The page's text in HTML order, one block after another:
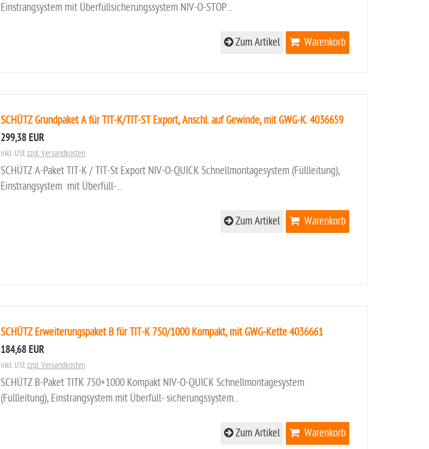
Einstrangsystem mit Überfüllsicherungssystem NIV-O-STOP...
Warenkorb
Zum Artikel
SCHÜTZ Grundpaket A für TIT-K/TIT-ST Export, Anschl. auf Gewinde, mit GWG-K. 4036659
299,38 EUR
inkl. UStzzgl. Versandkosten
SCHÜTZ A-Paket TIT-K / TIT-St Export NIV-O-QUICK Schnellmontagesystem (Füllleitung),
Einstrangsystem mit Überfüll-...
Warenkorb
Zum Artikel
SCHÜTZ Erweiterungspaket B für TIT-K 750/1000 Kompakt, mit GWG-Kette 4036661
184,68 EUR
inkl. UStzzgl. Versandkosten
SCHÜTZ B-Paket TITK 750+1000 Kompakt NIV-O-QUICK Schnellmontagesystem
(Füllleitung), Einstrangsystem mit Überfüll- sicherungssystem...
Warenkorb
Zum Artikel